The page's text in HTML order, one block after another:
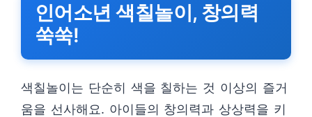
인어소년 색칠놀이, 창의력
쑥쑥!
색칠놀이는 단순히 색을 칠하는 것 이상의 즐거
움을 선사해요. 아이들의 창의력과 상상력을 키